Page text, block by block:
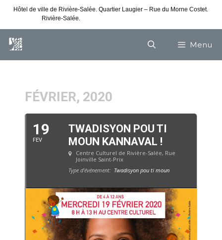
Hôtel de ville de Rivière-Salée. Quartier Laugier – Rue du Morne Costet.
Rivière-Salée.
Menu
FÉVRIER, 2020
19
FEV
TWADISYON POU TI
MOUN KANNAVAL !
Centre Culturel de Rivière-Salée, Rue
Joinville Saint-Prix
Type d'événement: Twadisyon pou ti moun